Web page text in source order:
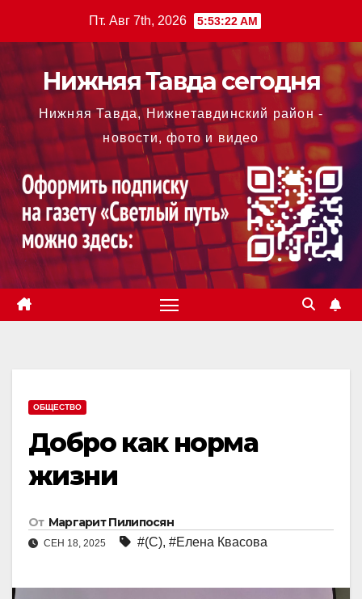
содержимому
Пт. Авг 7th, 2026 5:53:23 AM
Нижняя Тавда сегодня
Нижняя Тавда, Нижнетавдинский район -
новости, фото и видео
ОБЩЕСТВО
Добро как норма
жизни
От Маргарит Пилипосян
СЕН 18, 2025 #(С), #Елена Квасова